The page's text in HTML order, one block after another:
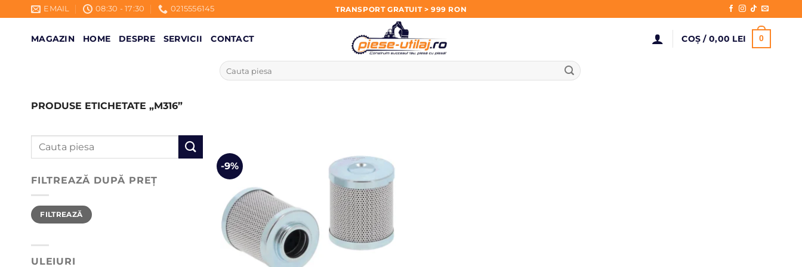
to
content
EMAIL 08:30 - 17:30 0215556145 TRANSPORT GRATUIT > 999 RON
MAGAZIN HOME DESPRE SERVICII CONTACT COȘ / 0,00 LEI 0
Caută
după:
PRODUSE ETICHETATE „M316”
Caută
FILTREAZĂ DUPĂ PREȚ
Preț
minim
Preț
maxim
FILTREAZĂ
ULEIURI
-9%